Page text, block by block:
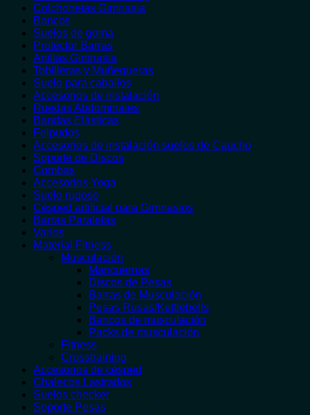
Colchonetas Gimnasia
Bancos
Suelos de goma
Protector Barras
Anillas Gimnasia
Tobilleras y Muñequeras
Suelo para caballos
Accesorios de instalación
Ruedas Abdominales
Bandas Elásticas
Felpudos
Accesorios de instalación suelos de Caucho
Soporte de Discos
Combas
Accesorios Yoga
Suelo rugoso
Césped artificial para Gimnasios
Barras Paralelas
Varios
Material Fitness
Musculación
Mancuernas
Discos de Pesas
Barras de Musculación
Pesas Rusas/Kettlebells
Bancos de musculación
Packs de musculación
Fitness
Crosstraining
Accesorios de césped
Chalecos Lastrados
Suelos checker
Soporte Pesas